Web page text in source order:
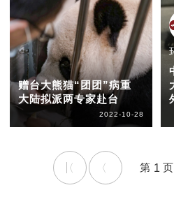
赠台大熊猫“团团”病重
大陆拟派两专家赴台
2022-10-28
1